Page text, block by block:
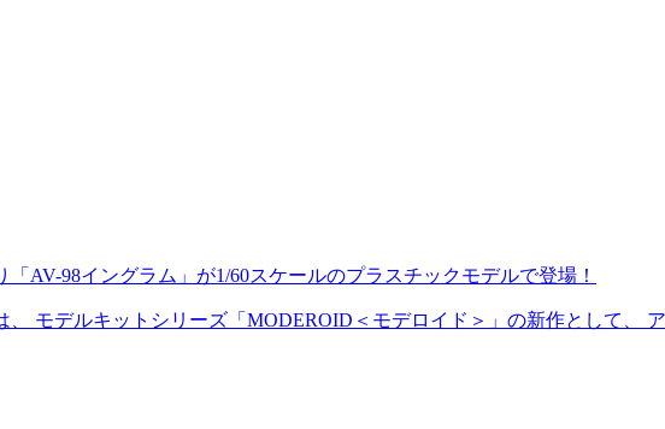
AV-98イングラム」が1/60スケールのプラスチックモデルで登場！
モデルキットシリーズ「MODEROID＜モデロイド＞」の新作として、